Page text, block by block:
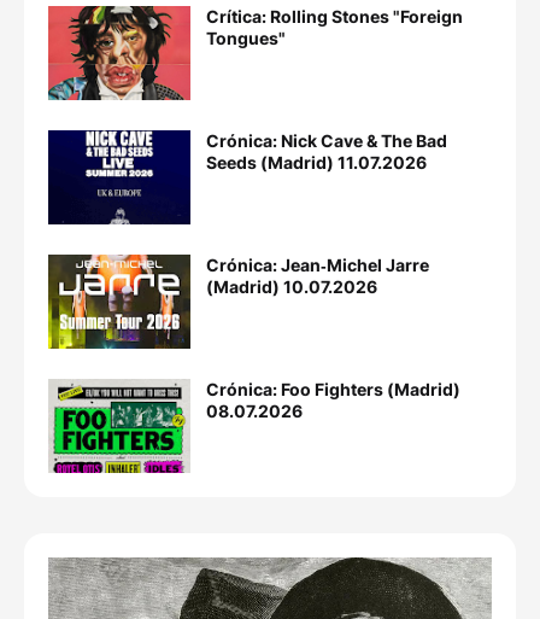
Crítica: Rolling Stones "Foreign
Tongues"
Crónica: Nick Cave & The Bad
Seeds (Madrid) 11.07.2026
Crónica: Jean‐Michel Jarre
(Madrid) 10.07.2026
Crónica: Foo Fighters (Madrid)
08.07.2026